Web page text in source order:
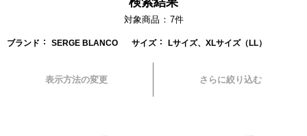
対象商品 7件
ブランド SERGE BLANCO サイズ Lサイズ、XLサイズ（LL）
表示方法の変更 さらに絞り込む